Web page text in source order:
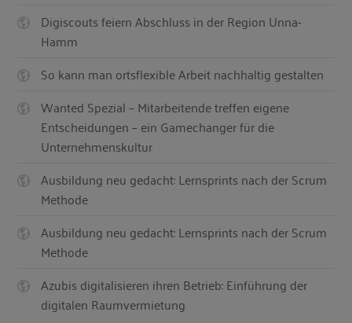
Digiscouts feiern Abschluss in der Region Unna-
Hamm
So kann man ortsflexible Arbeit nachhaltig gestalten
Wanted Spezial – Mitarbeitende treffen eigene
Entscheidungen – ein Gamechanger für die
Unternehmenskultur
Ausbildung neu gedacht: Lernsprints nach der Scrum
Methode
Ausbildung neu gedacht: Lernsprints nach der Scrum
Methode
Azubis digitalisieren ihren Betrieb: Einführung der
digitalen Raumvermietung